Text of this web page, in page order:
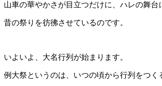
山車の華やかさが目立つだけに、ハレの舞
昔の祭りを彷彿させているのです。
いよいよ、大名行列が始まります。
例大祭というのは、いつの頃から行列をつく